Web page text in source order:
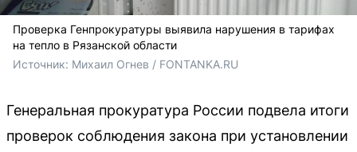
Проверка Генпрокуратуры выявила нарушения в тарифах
на тепло в Рязанской области
Источник: Михаил Огнев / FONTANKA.RU
Генеральная прокуратура России подвела итоги
проверок соблюдения закона при установлении